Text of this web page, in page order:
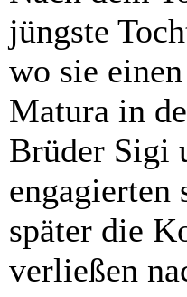
jüngste
wo sie
Matura in
Brüder Sigi
später die
verließen